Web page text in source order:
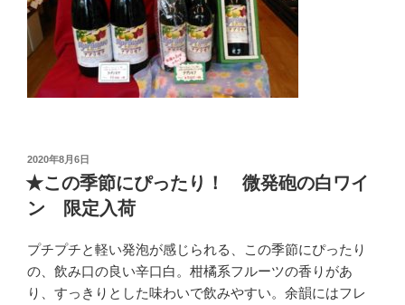
投
稿
日:
2020年8月6日
★この季節にぴったり！ 微発砲の白ワイ
ン 限定入荷
プチプチと軽い発泡が感じられる、この季節にぴったり
の、飲み口の良い辛口白。柑橘系フルーツの香りがあ
り、すっきりとした味わいで飲みやすい。余韻にはフレ